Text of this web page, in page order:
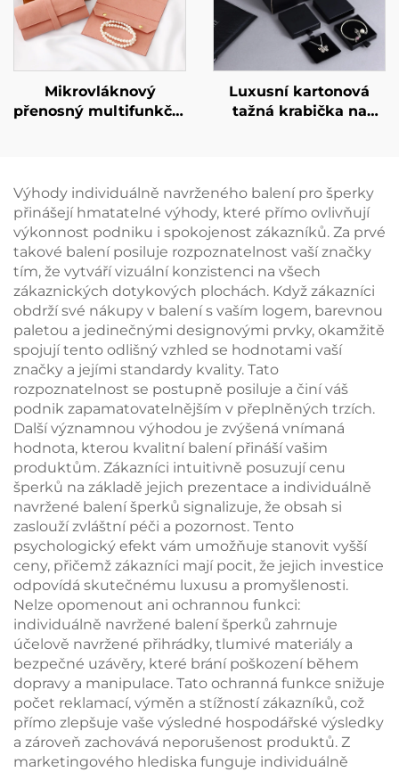
Mikrovláknový
přenosný multifunkční
gravírování pro
náušnice, prsteny,
náhrdelníky a hodinky
– svinovací provedení
Luxusní kartonová
tažná krabička na
pro balení
náhrdelníků, prstenů,
náušnic a náramků
Výhody individuálně navrženého balení pro šperky
přinášejí hmatatelné výhody, které přímo ovlivňují
výkonnost podniku i spokojenost zákazníků. Za prvé
takové balení posiluje rozpoznatelnost vaší značky
tím, že vytváří vizuální konzistenci na všech
zákaznických dotykových plochách. Když zákazníci
obdrží své nákupy v balení s vaším logem, barevnou
paletou a jedinečnými designovými prvky, okamžitě
spojují tento odlišný vzhled se hodnotami vaší
značky a jejími standardy kvality. Tato
rozpoznatelnost se postupně posiluje a činí váš
podnik zapamatovatelnějším v přeplněných trzích.
Další významnou výhodou je zvýšená vnímaná
hodnota, kterou kvalitní balení přináší vašim
produktům. Zákazníci intuitivně posuzují cenu
šperků na základě jejich prezentace a individuálně
navržené balení šperků signalizuje, že obsah si
zaslouží zvláštní péči a pozornost. Tento
psychologický efekt vám umožňuje stanovit vyšší
ceny, přičemž zákazníci mají pocit, že jejich investice
odpovídá skutečnému luxusu a promyšlenosti.
Nelze opomenout ani ochrannou funkci:
individuálně navržené balení šperků zahrnuje
účelově navržené přihrádky, tlumivé materiály a
bezpečné uzávěry, které brání poškození během
dopravy a manipulace. Tato ochranná funkce snižuje
počet reklamací, výměn a stížností zákazníků, což
přímo zlepšuje vaše výsledné hospodářské výsledky
a zároveň zachovává neporušenost produktů. Z
marketingového hlediska funguje individuálně